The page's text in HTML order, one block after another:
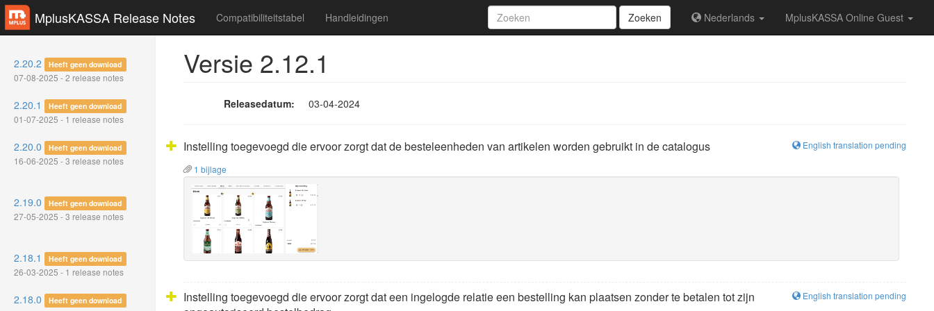
MplusKASSA Release Notes Zoeken Nederlands MplusKASSA Online Guest
Compatibiliteitstabel Handleidingen
2.20.2 Heeft geen download
07-08-2025 - 2 release notes
2.20.1 Heeft geen download
01-07-2025 - 1 release notes
2.20.0 Heeft geen download
16-06-2025 - 3 release notes
2.19.0 Heeft geen download
27-05-2025 - 3 release notes
2.18.1 Heeft geen download
26-03-2025 - 1 release notes
2.18.0 Heeft geen download
Versie 2.12.1
Releasedatum: 03-04-2024
English translation pending
Instelling toegevoegd die ervoor zorgt dat de besteleenheden van artikelen worden gebruikt in de catalogus
1 bijlage
English translation pending
Instelling toegevoegd die ervoor zorgt dat een ingelogde relatie een bestelling kan plaatsen zonder te betalen tot zijn